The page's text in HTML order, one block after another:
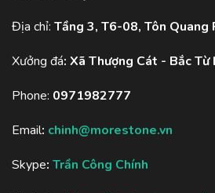
Địa chỉ: Tầng 3, T6-08, Tôn Quang
Xưởng đá: Xã Thượng Cát - Bắc Từ
Phone: 0971982777
Email: chinh@morestone.vn
Skype: Trần Công Chính